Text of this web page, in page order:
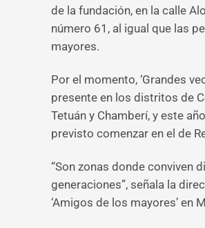
de la fundación, en la calle
número 61, al igual que las
mayores.
Por el momento, ‘Grandes
presente en los distritos de
Tetuán y Chamberí, y este
previsto comenzar en el de
“Son zonas donde conviven
generaciones”, señala la
‘Amigos de los mayores’ en